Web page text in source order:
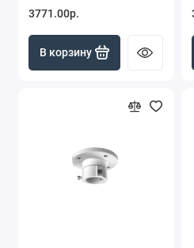
3771.00р.
В корзину